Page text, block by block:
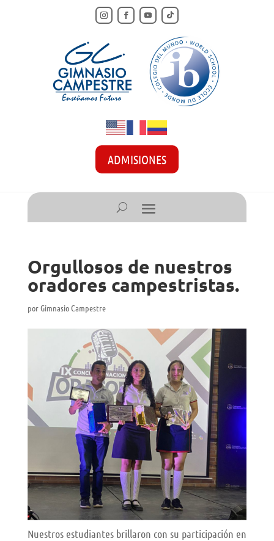
ADMISIONES
Orgullosos de nuestros
oradores campestristas.
porGimnasio Campestre
Nuestros estudiantes brillaron con su participación en